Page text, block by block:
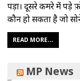
पड़ा। दूसरे कमरे में पड़े
कौन हो सकता है जो
READ MORE...
MP News